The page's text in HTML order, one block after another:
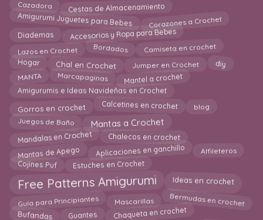
Cazadora Cestas de Almacenamiento
Amigurumi Juguetes para Bebes Corazones a Crochet
Diademas Accesorios y Ropa para Bebes
Lazos en Crochet Bordados Camiseta en crochet
Hogar Chal en Crochet Jumper en Crochet diy
MANTA Marcapaginas Mantel a crochet
Amigurumis e Ideas Navideñas en Crochet
Gorros en crochet Calcetines en crochet blog
Juegos de Baño Mantas a Crochet
Mandalas en Crochet Chalecos en crochet
Mantas de Apego Aplicaciones en ganchillo Alfileteros
Cojines Puf Estuches en Crochet
Free Patterns Amigurumi Ideas en crochet
Guía para Principiantes Mascarillas Bermudas en crochet
Bufandas Guantes Chaqueta en crochet